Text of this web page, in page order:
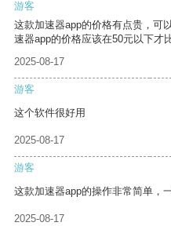
游客
这款加速器app的价格有点贵，可
速器app的价格应该在50元以下才
2025-08-17
游客
这个软件很好用
2025-08-17
游客
这款加速器app的操作非常简单，
2025-08-17